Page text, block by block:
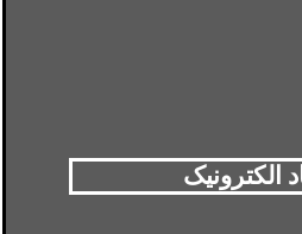
الکترونیک